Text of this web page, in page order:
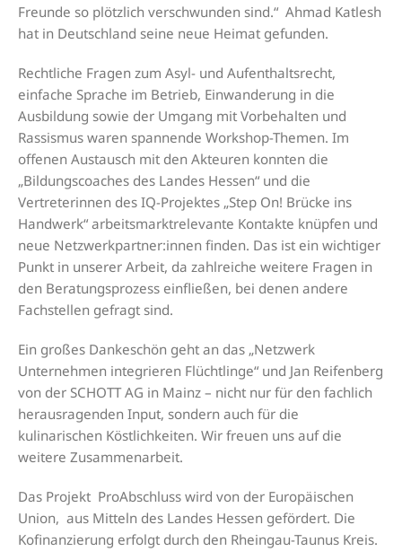
Freunde so plötzlich verschwunden sind.“ Ahmad Katlesh
hat in Deutschland seine neue Heimat gefunden.
Rechtliche Fragen zum Asyl- und Aufenthaltsrecht,
einfache Sprache im Betrieb, Einwanderung in die
Ausbildung sowie der Umgang mit Vorbehalten und
Rassismus waren spannende Workshop-Themen. Im
offenen Austausch mit den Akteuren konnten die
„Bildungscoaches des Landes Hessen“ und die
Vertreterinnen des IQ-Projektes „Step On! Brücke ins
Handwerk“ arbeitsmarktrelevante Kontakte knüpfen und
neue Netzwerkpartner:innen finden. Das ist ein wichtiger
Punkt in unserer Arbeit, da zahlreiche weitere Fragen in
den Beratungsprozess einfließen, bei denen andere
Fachstellen gefragt sind.
Ein großes Dankeschön geht an das „Netzwerk
Unternehmen integrieren Flüchtlinge“ und Jan Reifenberg
von der SCHOTT AG in Mainz – nicht nur für den fachlich
herausragenden Input, sondern auch für die
kulinarischen Köstlichkeiten. Wir freuen uns auf die
weitere Zusammenarbeit.
Das Projekt ProAbschluss wird von der Europäischen
Union, aus Mitteln des Landes Hessen gefördert. Die
Kofinanzierung erfolgt durch den Rheingau-Taunus Kreis.